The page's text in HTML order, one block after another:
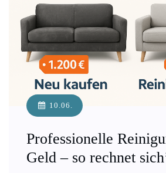
10.06.
Professionelle
Geld – so rechnet